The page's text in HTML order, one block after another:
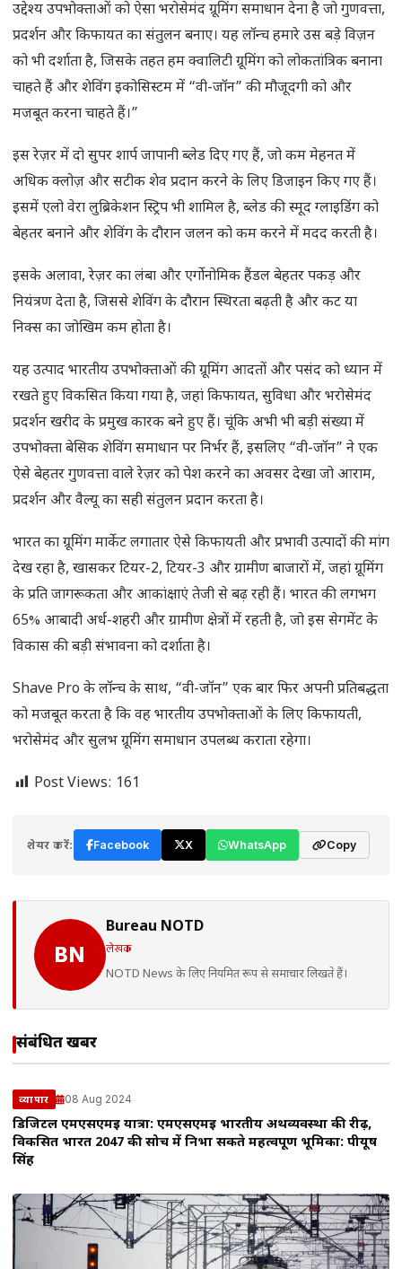
उद्देश्य उपभोक्ताओं को ऐसा भरोसेमंद ग्रूमिंग समाधान देना है जो गुणवत्ता,
प्रदर्शन और किफायत का संतुलन बनाए। यह लॉन्च हमारे उस बड़े विज़न
को भी दर्शाता है, जिसके तहत हम क्वालिटी ग्रूमिंग को लोकतांत्रिक बनाना
चाहते हैं और शेविंग इकोसिस्टम में “वी-जॉन” की मौजूदगी को और
मजबूत करना चाहते हैं।”
इस रेज़र में दो सुपर शार्प जापानी ब्लेड दिए गए हैं, जो कम मेहनत में
अधिक क्लोज़ और सटीक शेव प्रदान करने के लिए डिजाइन किए गए हैं।
इसमें एलो वेरा लुब्रिकेशन स्ट्रिप भी शामिल है, ब्लेड की स्मूद ग्लाइडिंग को
बेहतर बनाने और शेविंग के दौरान जलन को कम करने में मदद करती है।
इसके अलावा, रेज़र का लंबा और एर्गोनोमिक हैंडल बेहतर पकड़ और
नियंत्रण देता है, जिससे शेविंग के दौरान स्थिरता बढ़ती है और कट या
निक्स का जोखिम कम होता है।
यह उत्पाद भारतीय उपभोक्ताओं की ग्रूमिंग आदतों और पसंद को ध्यान में
रखते हुए विकसित किया गया है, जहां किफायत, सुविधा और भरोसेमंद
प्रदर्शन खरीद के प्रमुख कारक बने हुए हैं। चूंकि अभी भी बड़ी संख्या में
उपभोक्ता बेसिक शेविंग समाधान पर निर्भर हैं, इसलिए “वी-जॉन” ने एक
ऐसे बेहतर गुणवत्ता वाले रेज़र को पेश करने का अवसर देखा जो आराम,
प्रदर्शन और वैल्यू का सही संतुलन प्रदान करता है।
भारत का ग्रूमिंग मार्केट लगातार ऐसे किफायती और प्रभावी उत्पादों की मांग
देख रहा है, खासकर टियर-2, टियर-3 और ग्रामीण बाजारों में, जहां ग्रूमिंग
के प्रति जागरूकता और आकांक्षाएं तेजी से बढ़ रही हैं। भारत की लगभग
65% आबादी अर्ध-शहरी और ग्रामीण क्षेत्रों में रहती है, जो इस सेगमेंट के
विकास की बड़ी संभावना को दर्शाता है।
Shave Pro के लॉन्च के साथ, “वी-जॉन” एक बार फिर अपनी प्रतिबद्धता
को मजबूत करता है कि वह भारतीय उपभोक्ताओं के लिए किफायती,
भरोसेमंद और सुलभ ग्रूमिंग समाधान उपलब्ध कराता रहेगा।
Post Views: 161
शेयर करें: Facebook X WhatsApp Copy
BN
Bureau NOTD
लेखक
NOTD News के लिए नियमित रूप से समाचार लिखते हैं।
संबंधित खबरें
व्यापार 08 Aug 2024
डिजिटल एमएसएमई यात्रा: एमएसएमई भारतीय अर्थव्यवस्था की रीढ़,
विकसित भारत 2047 की सोच में निभा सकते महत्वपूर्ण भूमिका: पीयूष
सिंह